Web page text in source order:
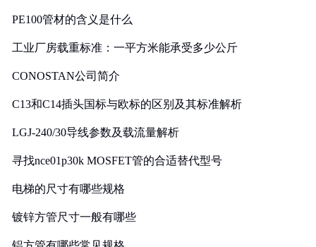
PE100管材的含义是什么
工业厂房载重标准：一平方米能承受多少公斤
CONOSTAN公司简介
C13和C14插头国标与欧标的区别及其标准解析
LGJ-240/30导线参数及载流量解析
寻找nce01p30k MOSFET管的合适替代型号
电梯的尺寸有哪些规格
镀锌方管尺寸一般有哪些